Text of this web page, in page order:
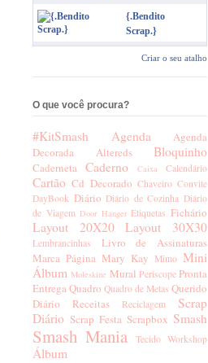
{.Bendito
Scrap.}
Criar o seu atalho
O que você procura?
#KitSmash Agenda
Agenda
Decorada
Altereds Bloquinho
Caderneta Caderno Caixa Calendário
Cartão Cd Decorado Chaveiro Convite
DayBook Diário Diário de Cozinha Diário
de Viagem Door Hanger Etiquetas Fichário
Layout 20X20 Layout 30X30
Lembrancinhas
Livro de Assinaturas
Marca Página Mary Kay Mimo Mini
Álbum Moleskine Mural Periscope Pronta
EntregaQuadro Quadro de Metas Querido
Diário
Receitas Reciclagem
Scrap
Diário Scrap Festa Scrapbox Smash
Smash Mania Tecido Workshop
Álbum